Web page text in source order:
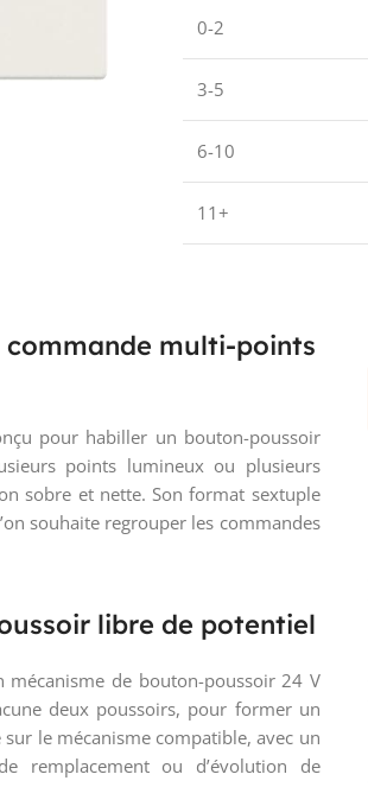
0-2
3-5
6-10
11+
multi-points
pour habiller un bouton-poussoir
points lumineux ou plusieurs
sobre et nette. Son format sextuple
souhaite regrouper les commandes
libre de potentiel
de bouton-poussoir 24 V
deux poussoirs, pour former un
le mécanisme compatible, avec un
remplacement ou d’évolution de